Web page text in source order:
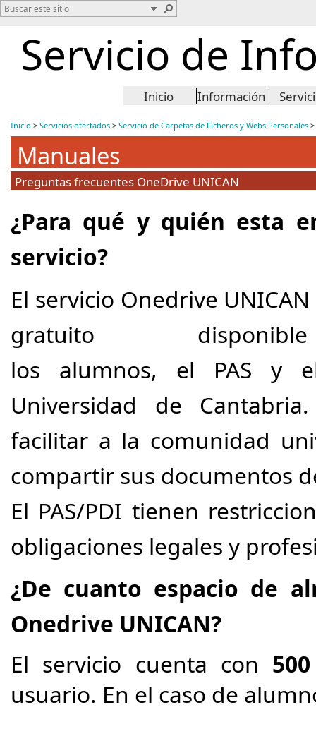
Servicio de
Inicio Información
Inicio > Servicios ofertados > Servicio de Carpetas de Ficheros y Webs Personales >
Manuales
Preguntas frecuentes OneDrive UNICAN
¿Para qué y quién esta
servicio?
El servicio Onedrive
gratuito
los alumnos, el PAS y
Universidad de
facilitar a la comunidad
compartir sus documentos
El PAS/PDI tienen
obligaciones legales y
¿De cuanto espacio de
Onedrive UNICAN?
El servicio cuenta con
usuario. En el caso de